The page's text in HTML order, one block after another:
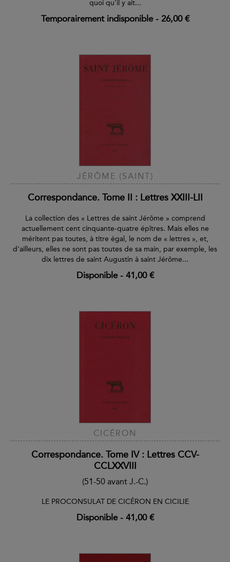
quoi qu'il y ait...
Temporairement indisponible- 26,00 €
JÉRÔME (SAINT)
Correspondance. Tome II : Lettres XXIII-LII
La collection des « Lettres de saint Jérôme » comprend
actuellement cent cinquante-quatre épîtres. Mais elles ne
méritent pas toutes, à titre égal, le nom de « lettres », et,
d'ailleurs, elles ne sont pas toutes de sa main, par exemple, les
dix lettres de saint Augustin à saint Jérôme...
Disponible- 41,00 €
CICÉRON
Correspondance. Tome IV : Lettres CCV-
CCLXXVIII
(51-50 avant J.-C.)
LE PROCONSULAT DE CICÉRON EN CICILIE
Disponible- 41,00 €